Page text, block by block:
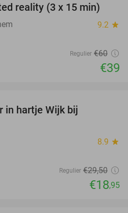
35%
reality (3 x 15 min)
9.2 star
Regulier €60
€39
in hartje Wijk bij
8.9 star
Regulier €29,50
€18,95